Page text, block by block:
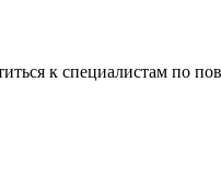
к специалистам по